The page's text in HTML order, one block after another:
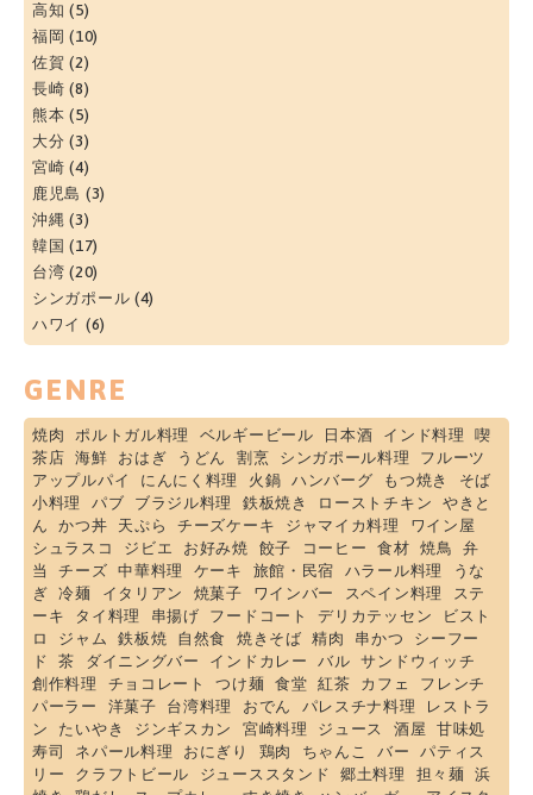
高知 (5)
福岡 (10)
佐賀 (2)
長崎 (8)
熊本 (5)
大分 (3)
宮崎 (4)
鹿児島 (3)
沖縄 (3)
韓国 (17)
台湾 (20)
シンガポール (4)
ハワイ (6)
GENRE
焼肉 ポルトガル料理 ベルギービール 日本酒 インド料理
喫
茶店
海鮮 おはぎ うどん 割烹 シンガポール料理
フルーツ
アップルパイ
にんにく料理 火鍋 ハンバーグ もつ焼き
そば
小料理
パブ ブラジル料理 鉄板焼き ローストチキン
やきと
ん
かつ丼 天ぷら チーズケーキ ジャマイカ料理
ワイン屋
シュラスコ
ジビエ お好み焼 餃子 コーヒー 食材 焼鳥
弁
当
チーズ 中華料理 ケーキ 旅館・民宿 ハラール料理
うな
ぎ
冷麺 イタリアン 焼菓子 ワインバー スペイン料理
ステ
ーキ
タイ料理 串揚げ フードコート デリカテッセン
ビスト
ロ
ジャム 鉄板焼 自然食 焼きそば 精肉 串かつ
シーフー
ド
茶 ダイニングバー インドカレー バル
サンドウィッチ
創作料理
チョコレート つけ麺 食堂 紅茶 カフェ
フレンチ
パーラー
洋菓子 台湾料理 おでん パレスチナ料理
レストラ
ン
たいやき ジンギスカン 宮崎料理 ジュース 酒屋
甘味処
寿司
ネパール料理 おにぎり 鶏肉 ちゃんこ バー
パティス
リー
クラフトビール ジューススタンド 郷土料理 担々麺
浜